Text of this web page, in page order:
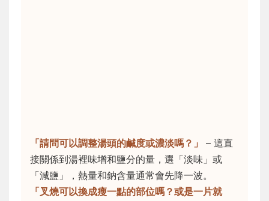
「請問可以調整湯頭的鹹度或濃淡嗎？」
– 這直
接關係到湯裡味增和鹽分的量，選「淡味」或
「減鹽」，熱量和鈉含量通常會先降一波。
「叉燒可以換成瘦一點的部位嗎？或是一片就